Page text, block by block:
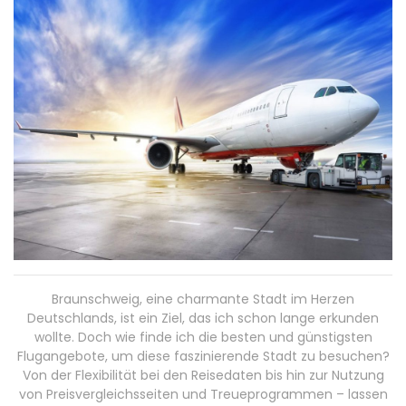
Braunschweig, eine charmante Stadt im Herzen
Deutschlands, ist ein Ziel, das ich schon lange erkunden
wollte. Doch wie finde ich die besten und günstigsten
Flugangebote, um diese faszinierende Stadt zu besuchen?
Von der Flexibilität bei den Reisedaten bis hin zur Nutzung
von Preisvergleichsseiten und Treueprogrammen – lassen